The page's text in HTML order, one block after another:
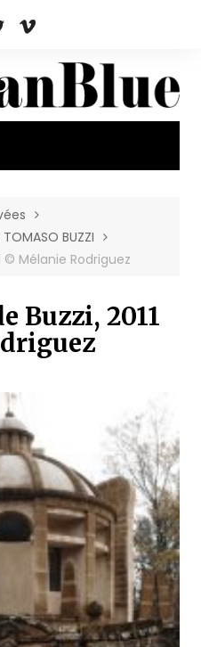
TOMASO BUZZI
© Mélanie Rodriguez
Buzzi, 2011